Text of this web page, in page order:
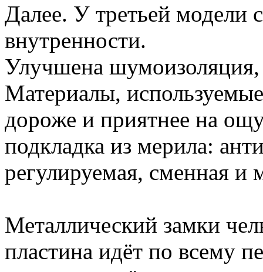
Далее. У третьей модели
внутренности.
Улучшена
Материалы,
дороже и приятнее на
подкладка из мерила:
регулируемая, сменная и
Металлический замки
пластина идёт по всему